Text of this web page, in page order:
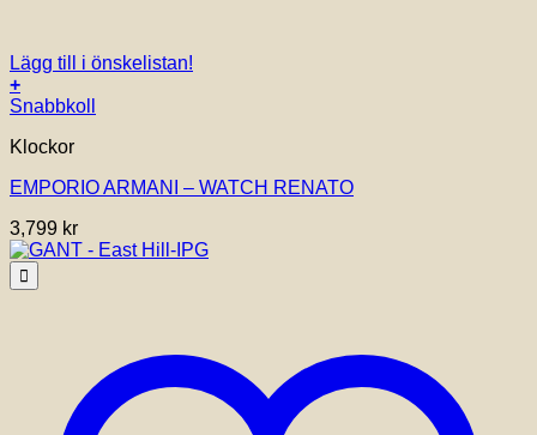
Lägg till i önskelistan!
+
Snabbkoll
Klockor
EMPORIO ARMANI – WATCH RENATO
3,799 kr